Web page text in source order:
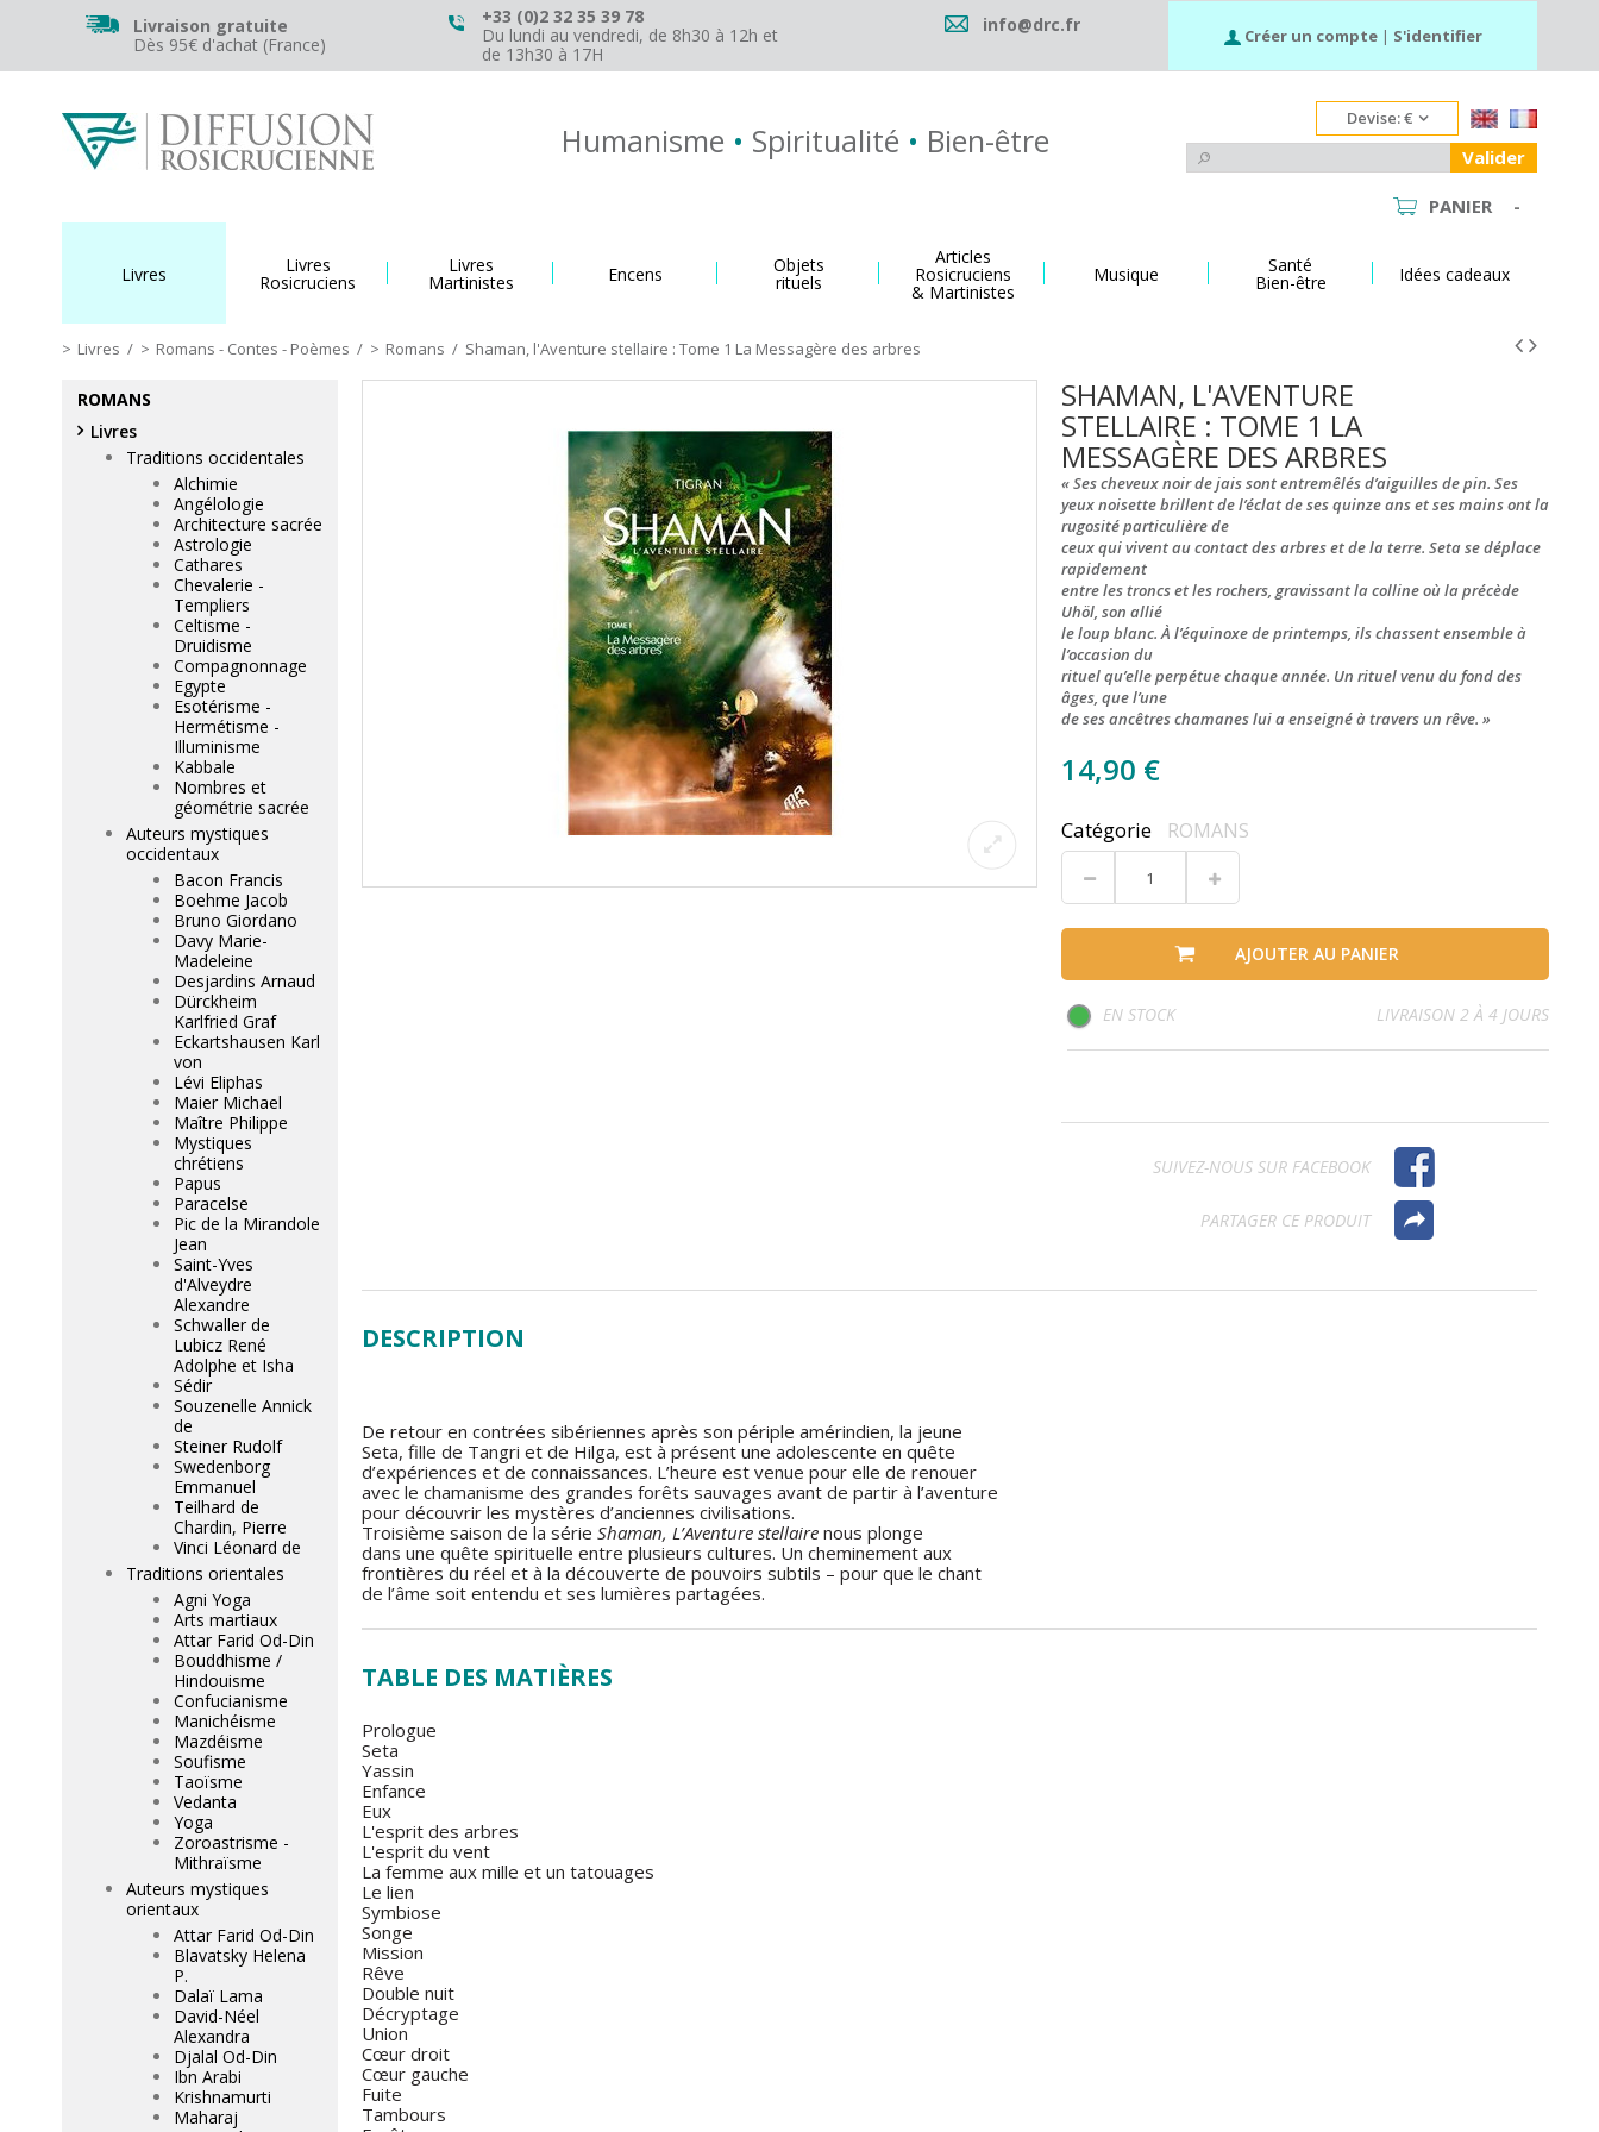
Livraison gratuite
Dès 95€ d'achat (France)
+33 (0)2 32 35 39 78
Du lundi au vendredi, de 8h30 à 12h et
de 13h30 à 17H
info@drc.fr Créer un compte | S'identifier
Humanisme • Spiritualité • Bien-être
Devise:€
Valider
PANIER -
Livres Livres
Rosicruciens
Livres
Martinistes Encens Objets
rituels
Articles
Rosicruciens
& Martinistes
Musique Santé
Bien-être Idées cadeaux
Livres / Romans - Contes - Poèmes / Romans / Shaman, l'Aventure stellaire : Tome 1 La Messagère des arbres
SHAMAN, L'AVENTURE
STELLAIRE : TOME 1 LA
MESSAGÈRE DES ARBRES
« Ses cheveux noir de jais sont entremêlés d’aiguilles de pin. Ses
yeux noisette brillent de l’éclat de ses quinze ans et ses mains ont la
rugosité particulière de
ceux qui vivent au contact des arbres et de la terre. Seta se déplace
rapidement
entre les troncs et les rochers, gravissant la colline où la précède
Uhöl, son allié
le loup blanc. À l’équinoxe de printemps, ils chassent ensemble à
l’occasion du
rituel qu’elle perpétue chaque année. Un rituel venu du fond des
âges, que l’une
de ses ancêtres chamanes lui a enseigné à travers un rêve. »
14,90 €
Catégorie ROMANS
AJOUTER AU PANIER
EN STOCK LIVRAISON 2 À 4 JOURS
SUIVEZ-NOUS SUR FACEBOOK
PARTAGER CE PRODUIT
DESCRIPTION
De retour en contrées sibériennes après son périple amérindien, la jeune
Seta, fille de Tangri et de Hilga, est à présent une adolescente en quête
d’expériences et de connaissances. L’heure est venue pour elle de renouer
avec le chamanisme des grandes forêts sauvages avant de partir à l’aventure
pour découvrir les mystères d’anciennes civilisations.
Troisième saison de la série Shaman, L’Aventure stellaire nous plonge
dans une quête spirituelle entre plusieurs cultures. Un cheminement aux
frontières du réel et à la découverte de pouvoirs subtils – pour que le chant
de l’âme soit entendu et ses lumières partagées.
TABLE DES MATIÈRES
Prologue
Seta
Yassin
Enfance
Eux
L'esprit des arbres
L'esprit du vent
La femme aux mille et un tatouages
Le lien
Symbiose
Songe
Mission
Rêve
Double nuit
Décryptage
Union
Cœur droit
Cœur gauche
Fuite
Tambours
ROMANS
Livres
Traditions occidentales
Alchimie
Angélologie
Architecture sacrée
Astrologie
Cathares
Chevalerie -
Templiers
Celtisme -
Druidisme
Compagnonnage
Egypte
Esotérisme -
Hermétisme -
Illuminisme
Kabbale
Nombres et
géométrie sacrée
Auteurs mystiques
occidentaux
Bacon Francis
Boehme Jacob
Bruno Giordano
Davy Marie-
Madeleine
Desjardins Arnaud
Dürckheim
Karlfried Graf
Eckartshausen Karl
von
Lévi Eliphas
Maier Michael
Maître Philippe
Mystiques
chrétiens
Papus
Paracelse
Pic de la Mirandole
Jean
Saint-Yves
d'Alveydre
Alexandre
Schwaller de
Lubicz René
Adolphe et Isha
Sédir
Souzenelle Annick
de
Steiner Rudolf
Swedenborg
Emmanuel
Teilhard de
Chardin, Pierre
Vinci Léonard de
Traditions orientales
Agni Yoga
Arts martiaux
Attar Farid Od-Din
Bouddhisme /
Hindouisme
Confucianisme
Manichéisme
Mazdéisme
Soufisme
Taoïsme
Vedanta
Yoga
Zoroastrisme -
Mithraïsme
Auteurs mystiques
orientaux
Attar Farid Od-Din
Blavatsky Helena
P.
Dalaï Lama
David-Néel
Alexandra
Djalal Od-Din
Ibn Arabi
Krishnamurti
Maharaj